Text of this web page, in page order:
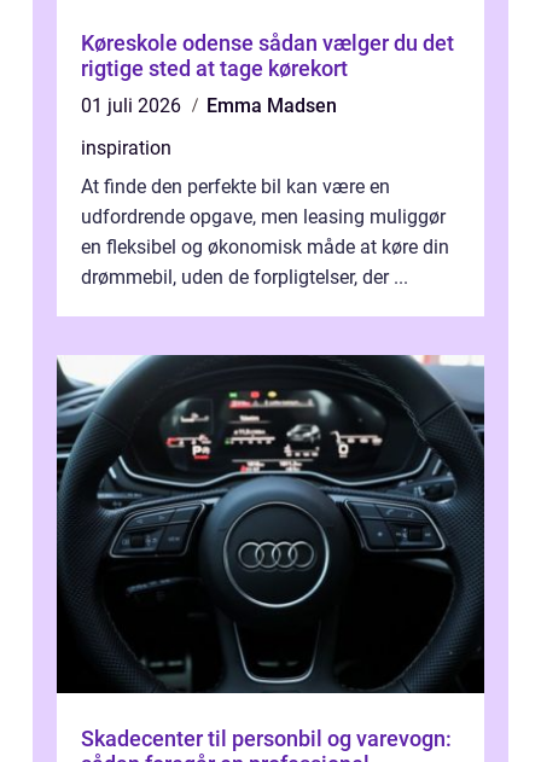
Køreskole odense sådan vælger du det
rigtige sted at tage kørekort
01 juli 2026
Emma Madsen
inspiration
At finde den perfekte bil kan være en
udfordrende opgave, men leasing muliggør
en fleksibel og økonomisk måde at køre din
drømmebil, uden de forpligtelser, der ...
Skadecenter til personbil og varevogn: